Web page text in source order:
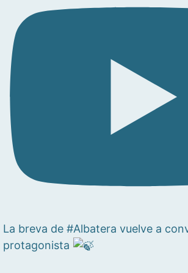
La breva de #Albatera vuelve a
protagonista